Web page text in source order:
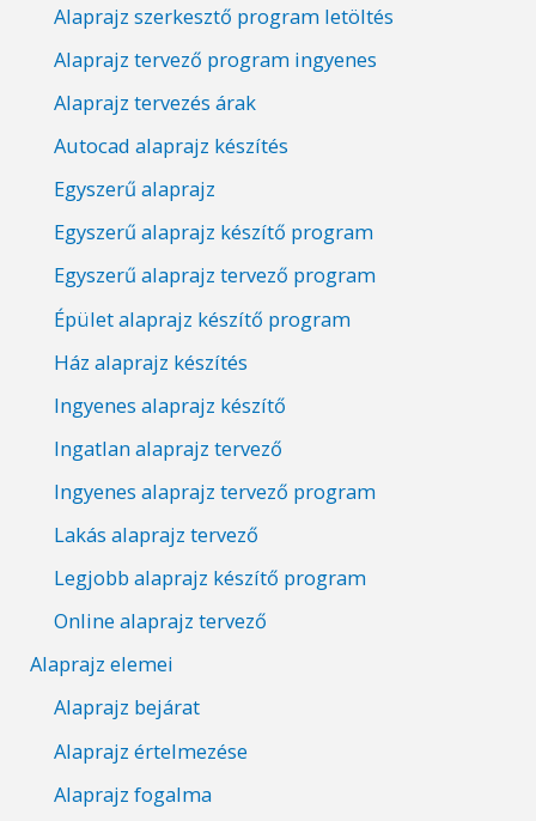
Alaprajz szerkesztő program letöltés
Alaprajz tervező program ingyenes
Alaprajz tervezés árak
Autocad alaprajz készítés
Egyszerű alaprajz
Egyszerű alaprajz készítő program
Egyszerű alaprajz tervező program
Épület alaprajz készítő program
Ház alaprajz készítés
Ingyenes alaprajz készítő
Ingatlan alaprajz tervező
Ingyenes alaprajz tervező program
Lakás alaprajz tervező
Legjobb alaprajz készítő program
Online alaprajz tervező
Alaprajz elemei
Alaprajz bejárat
Alaprajz értelmezése
Alaprajz fogalma